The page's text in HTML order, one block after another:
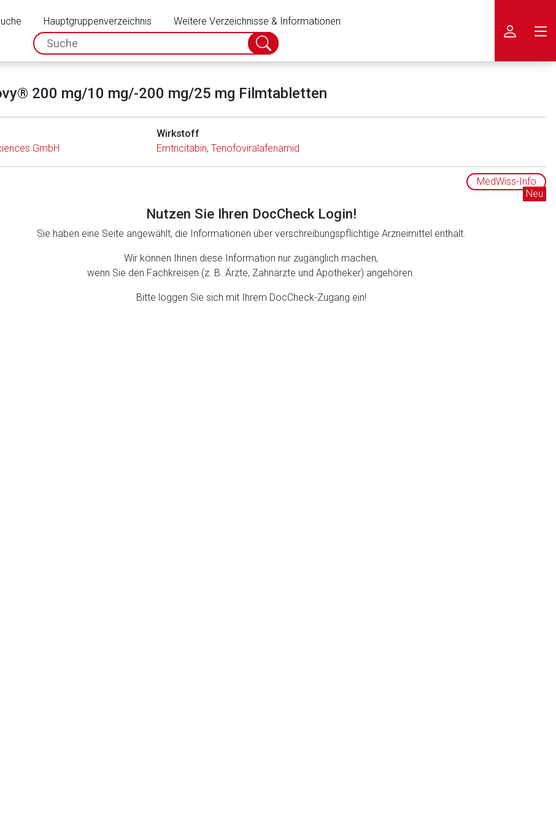
Hauptgruppenverzeichnis
Weitere Verzeichnisse & Informationen
spc.search.input.placeholder
Suche
abschicken
200 mg/10 mg/-200 mg/25 mg Filmtabletten
GmbH
Wirkstoff
Emtricitabin, Tenofoviralafenamid
MedWiss-Info
Neu
Nutzen Sie Ihren DocCheck Login!
Sie haben eine Seite angewählt, die Informationen über verschreibungspflichtige Arzneimittel enthält.
Wir können Ihnen diese Information nur zugänglich machen,
wenn Sie den Fachkreisen (z. B. Ärzte, Zahnärzte und Apotheker) angehören.
Bitte loggen Sie sich mit Ihrem DocCheck-Zugang ein!